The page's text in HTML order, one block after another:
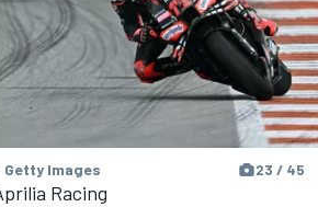
Images 23 / 45
Racing